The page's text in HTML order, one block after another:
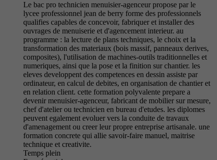
Le bac pro technicien menuisier-agenceur propose par le
lycee professionnel jean de berry forme des professionnels
qualifies capables de concevoir, fabriquer et installer des
ouvrages de menuiserie et d'agencement interieur. au
programme : la lecture de plans techniques, le choix et la
transformation des materiaux (bois massif, panneaux derives,
composites), l'utilisation de machines-outils traditionnelles et
numeriques, ainsi que la pose et la finition sur chantier. les
eleves developpent des competences en dessin assiste par
ordinateur, en calcul de debites, en organisation de chantier et
en relation client. cette formation polyvalente prepare a
devenir menuisier-agenceur, fabricant de mobilier sur mesure,
chef d'atelier ou technicien en bureau d'etudes. les diplomes
peuvent egalement evoluer vers la conduite de travaux
d'amenagement ou creer leur propre entreprise artisanale. une
formation concrete qui allie savoir-faire manuel, maitrise
technique et creativite.
Temps plein